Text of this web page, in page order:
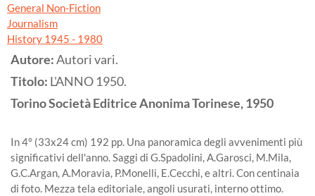
General Non-Fiction
Journalism
History 1945 - 1980
Autore:Autori vari.
Titolo: L'ANNO 1950.
TorinoSocietà Editrice Anonima Torinese,1950
In 4° (33x24 cm) 192 pp. Una panoramica degli avvenimenti più
significativi dell'anno. Saggi di G.Spadolini, A.Garosci, M.Mila,
G.C.Argan, A.Moravia, P.Monelli, E.Cecchi, e altri. Con centinaia
di foto. Mezza tela editoriale, angoli usurati, interno ottimo.